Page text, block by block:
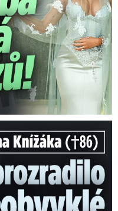
neobvyklé parte?